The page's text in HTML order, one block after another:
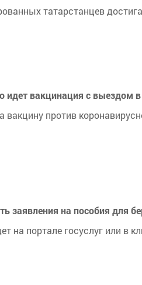
татарстанцев
идет вакцинация с выездом в
вакцину против
заявления на пособия для
на портале госуслуг или в